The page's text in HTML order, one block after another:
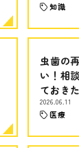
知識
虫歯の
い！相
ておき
2026.06.11
医療